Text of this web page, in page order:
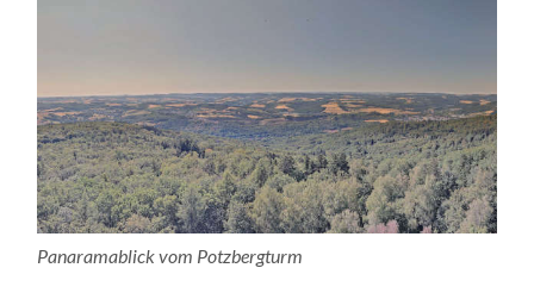
Panaramablick vom Potzbergturm